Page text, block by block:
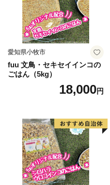
愛知県小牧市
fuu 文鳥・セキセイインコの
ごはん（5kg）
18,000円